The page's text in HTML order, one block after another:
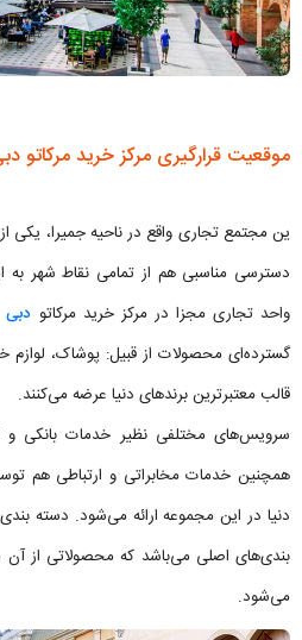
موقعیت قرارگیری مرکز خرید مرکاتو
ین مجتمع تجاری واقع در ناحیه جمیرا، یکی
واحد تجاری مجزا در مرکز خرید مرکاتو دبی
گسترده‌ای محصولات از قبیل: پوشاک، لوازم
قالب معتبر‌ترین برند‌های دنیا عرضه می‌کنند.
سرویس‌های مختلفی نظیر خدمات بانکی و
همچنین خدمات مخابراتی و ارتباطی هم
دنیا در این مجموعه ارائه می‌شود. دسته
بندی‌های اصلی می‌باشد که محصولاتی از آن
می‌شود.